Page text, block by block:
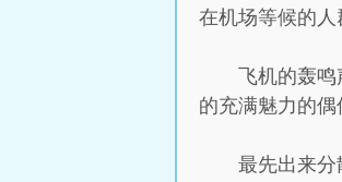
在机场等候的人
飞机的轰
的充满魅力的偶
最先出来